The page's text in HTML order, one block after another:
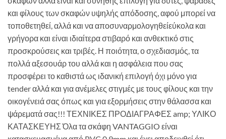
και φίλους των σκαφών υψηλής απόδοσης, αφού μπορεί να
τοποθετηθεί, αλλά και να αποσυναρμολογηθείεύκολα και
γρήγορα και είναι ιδιαίτερα στιβαρό και ανθεκτικό στις
προσκρούσεις και τριβές. Η ποιότητα, ο σχεδιασμός, τα
πολλά αξεσουάρ του αλλά και η ασφάλεια που σας
προσφέρει το καθιστά ως ιδανική επιλογή όχι μόνο για
tender αλλά και για ανέμελες στιγμές με τους φίλους και την
οικογένειά σας όπως και για εξορμήσεις στην θάλασσα και
ψάρεματά σας!!! ΤΕΧΝΙΚΕΣ ΠΡΟΔΙΑΓΡΑΦΕΣ amp; ΥΛΙΚΟ
ΚΑΤΑΣΚΕΥΗΣ Όλα τα σκάφη VANTAGGIO είναι